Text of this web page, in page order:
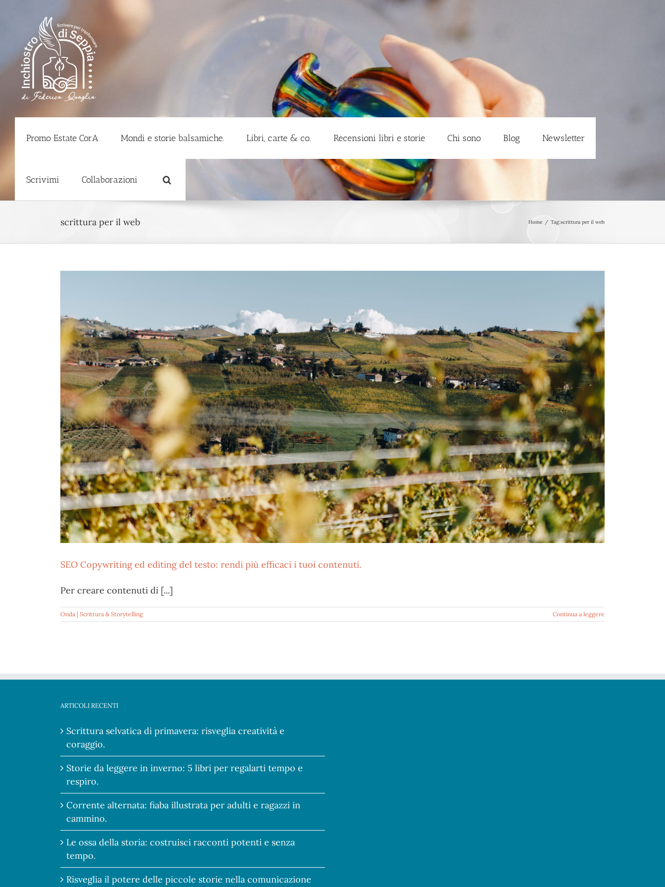
contenuto
Promo Estate CorA Mondi e storie balsamiche. Libri, carte & co. Recensioni libri e storie Chi sono Blog Newsletter
Scrivimi Collaborazioni
scrittura per il web Home Tag:scrittura per il web
SEO Copywriting ed editing del testo: rendi più efficaci i tuoi contenuti.
Per creare contenuti di [...]
Onda | Scrittura & Storytelling Continua a leggere
ARTICOLI RECENTI
Scrittura selvatica di primavera: risveglia creatività e
coraggio.
Storie da leggere in inverno: 5 libri per regalarti tempo e
respiro.
Corrente alternata: fiaba illustrata per adulti e ragazzi in
cammino.
Le ossa della storia: costruisci racconti potenti e senza
tempo.
Risveglia il potere delle piccole storie nella comunicazione